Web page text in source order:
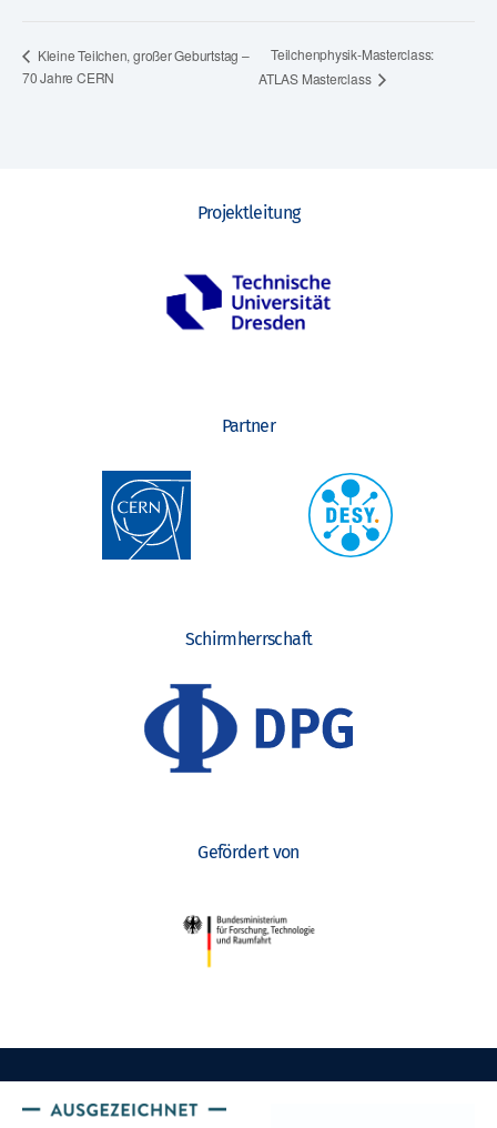
Kleine Teilchen, großer Geburtstag –
70 Jahre CERN
Teilchenphysik-Masterclass:
ATLAS Masterclass
Projektleitung
Partner
Schirmherrschaft
Gefördert von